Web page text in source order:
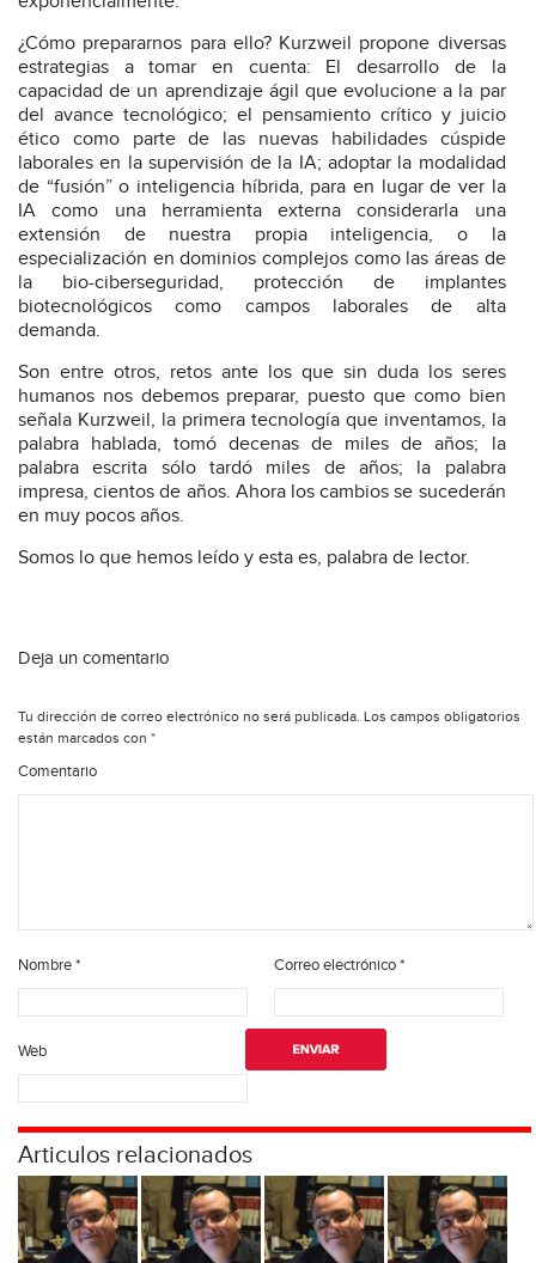
¿Cómo prepararnos para ello? Kurzweil propone diversas
estrategias a tomar en cuenta: El desarrollo de la
capacidad de un aprendizaje ágil que evolucione a la par
del avance tecnológico; el pensamiento crítico y juicio
ético como parte de las nuevas habilidades cúspide
laborales en la supervisión de la IA; adoptar la modalidad
de “fusión” o inteligencia híbrida, para en lugar de ver la
IA como una herramienta externa considerarla una
extensión de nuestra propia inteligencia, o la
especialización en dominios complejos como las áreas de
la bio-ciberseguridad, protección de implantes
biotecnológicos como campos laborales de alta
demanda.
Son entre otros, retos ante los que sin duda los seres
humanos nos debemos preparar, puesto que como bien
señala Kurzweil, la primera tecnología que inventamos, la
palabra hablada, tomó decenas de miles de años; la
palabra escrita sólo tardó miles de años; la palabra
impresa, cientos de años. Ahora los cambios se sucederán
en muy pocos años.
Somos lo que hemos leído y esta es, palabra de lector.
Deja un comentario
Tu dirección de correo electrónico no será publicada. Los campos obligatorios
están marcados con *
Comentario
Nombre* Correo electrónico*
Web
Articulos relacionados